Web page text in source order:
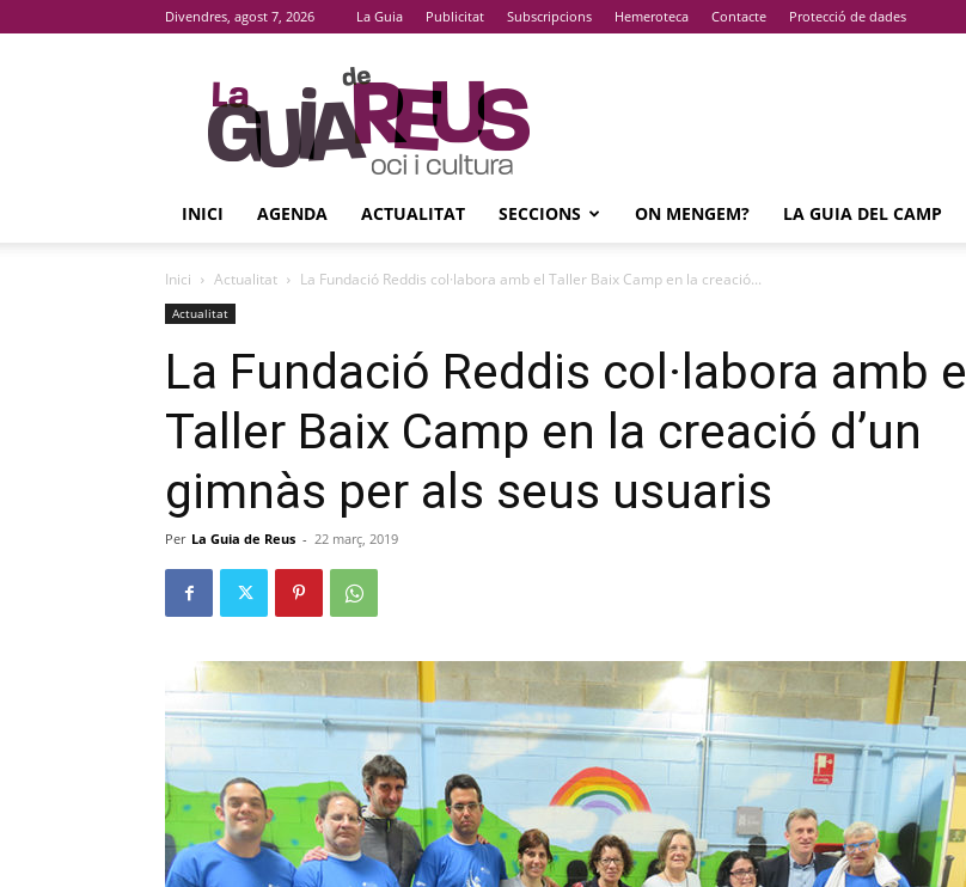
Divendres, agost 7, 2026 La Guia Publicitat Subscripcions Hemeroteca Contacte Protecció de dades
La
Guia
De
Reus
INICI AGENDA ACTUALITAT SECCIONS ON MENGEM? LA GUIA DEL CAMP
Inici Actualitat La Fundació Reddis col·labora amb el Taller Baix Camp en la creació...
Actualitat
La Fundació Reddis col·labora amb el
Taller Baix Camp en la creació d’un
gimnàs per als seus usuaris
Per La Guia de Reus - 22 març, 2019